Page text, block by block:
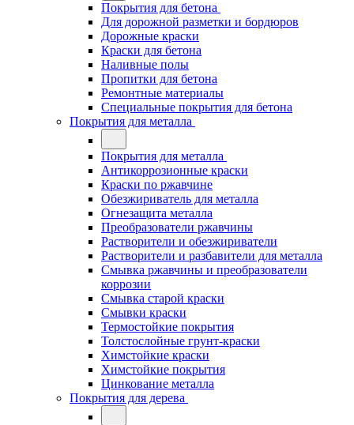
Покрытия для бетона
Для дорожной разметки и бордюров
Дорожные краски
Краски для бетона
Наливные полы
Пропитки для бетона
Ремонтные материалы
Специальные покрытия для бетона
Покрытия для металла
Покрытия для металла
Антикоррозионные краски
Краски по ржавчине
Обезжириватель для металла
Огнезащита металла
Преобразователи ржавчины
Растворители и обезжириватели
Растворители и разбавители для металла
Смывка ржавчины и преобразователи
коррозии
Смывка старой краски
Смывки краски
Термостойкие покрытия
Толстослойные грунт-краски
Химстойкие краски
Химстойкие покрытия
Цинкование металла
Покрытия для дерева